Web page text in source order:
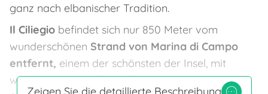
ganz nach elbanischer Tradition.
Il Ciliegio befindet sich nur 850 Meter vom
wunderschönen Strand von Marina di Campo
entfernt, einem der schönsten der Insel, mit
weißem Sand und kristallklarem Meer. Von den
Zeigen Sie die detaillierte Beschreibung